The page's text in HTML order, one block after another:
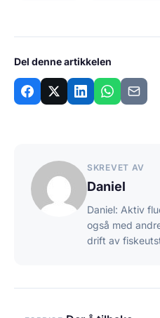
Del denne artikkelen
SKREVET AV
Daniel
Daniel: Aktiv
også med
drift av